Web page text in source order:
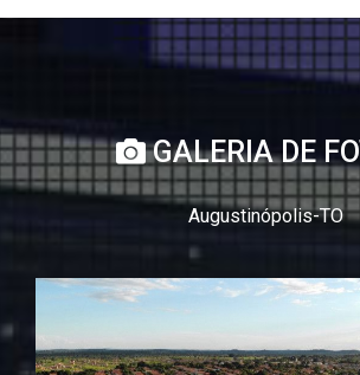
GALERIA DE
Augustinópolis-TO